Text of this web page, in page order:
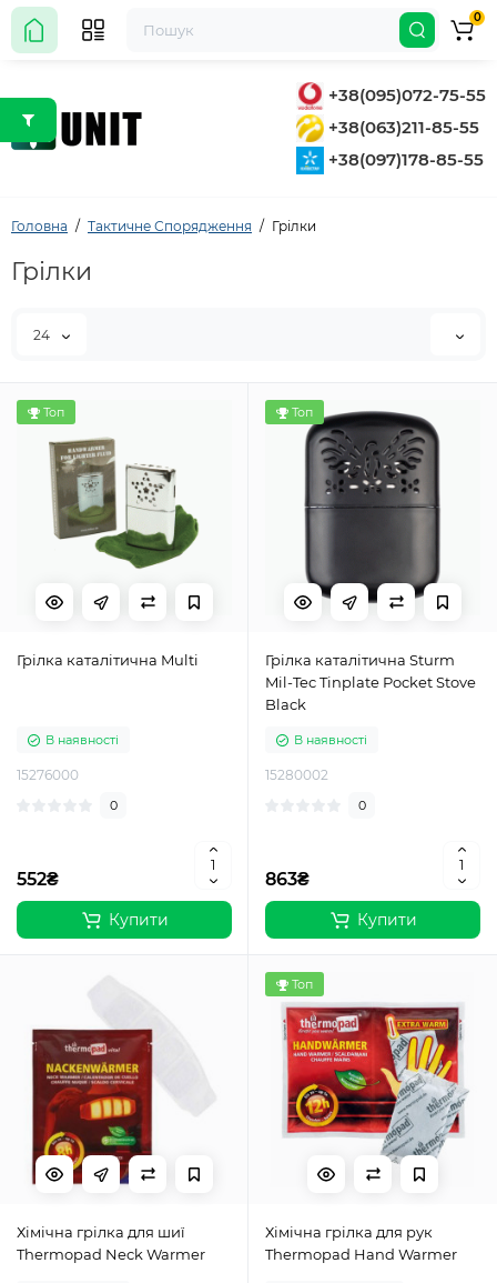
+38(095)072-75-55
+38(063)211-85-55
+38(097)178-85-55
0
Головна Тактичне Спорядження Грілки
Грілки
24
Топ
Грілка каталітична Multi
В наявності
15276000
0
552₴
Купити
Топ
Грілка каталітична Sturm
Mil-Tec Tinplate Pocket Stove
Black
В наявності
15280002
0
863₴
Купити
Хімічна грілка для шиї
Thermopad Neck Warmer
Топ
Хімічна грілка для рук
Thermopad Hand Warmer